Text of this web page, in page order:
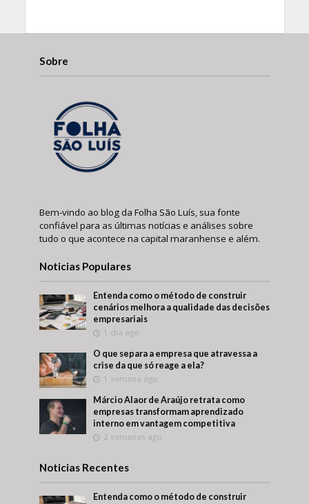
Sobre
Bem-vindo ao blog da Folha São Luís, sua fonte
confiável para as últimas notícias e análises sobre
tudo o que acontece na capital maranhense e além.
Noticias Populares
Entenda como o método de construir
cenários melhora a qualidade das decisões
empresariais
1 dia ago
O que separa a empresa que atravessa a
crise da que só reage a ela?
1 semana ago
Márcio Alaor de Araújo retrata como
empresas transformam aprendizado
interno em vantagem competitiva
2 semanas ago
Noticias Recentes
Entenda como o método de construir